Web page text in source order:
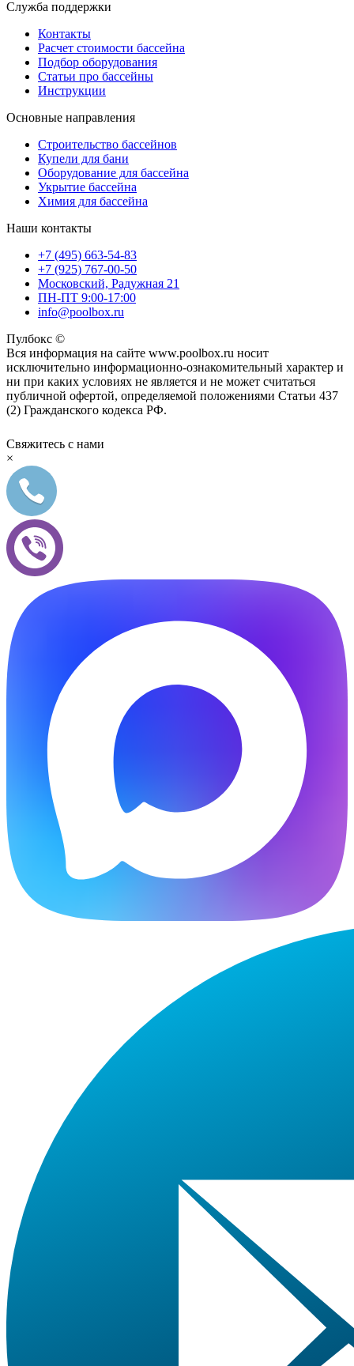
Служба поддержки
Контакты
Расчет стоимости бассейна
Подбор оборудования
Статьи про бассейны
Инструкции
Основные направления
Строительство бассейнов
Купели для бани
Оборудование для бассейна
Укрытие бассейна
Химия для бассейна
Наши контакты
+7 (495) 663-54-83
+7 (925) 767-00-50
Московский, Радужная 21
ПН-ПТ 9:00-17:00
info@poolbox.ru
Пулбокс ©
Вся информация на сайте www.poolbox.ru носит
исключительно информационно-ознакомительный характер и
ни при каких условиях не является и не может считаться
публичной офертой, определяемой положениями Статьи 437
(2) Гражданского кодекса РФ.
Свяжитесь с нами
×